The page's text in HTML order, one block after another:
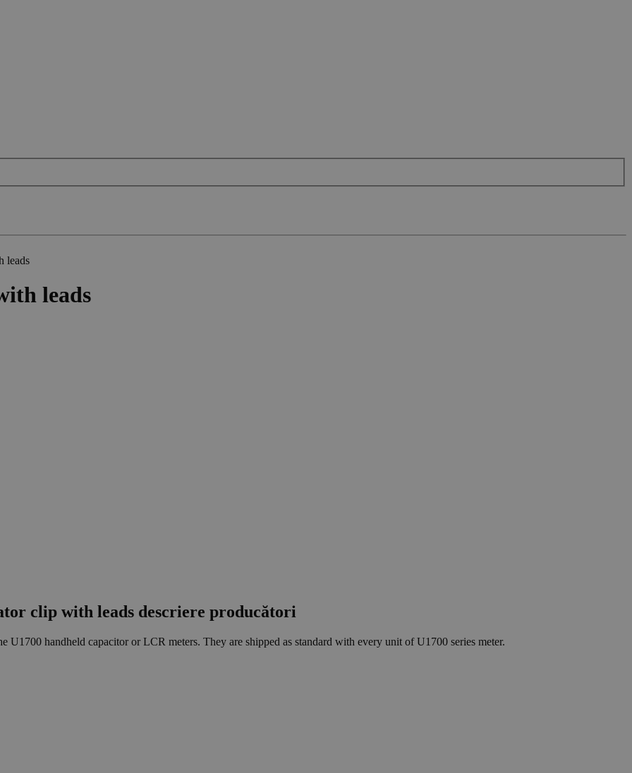
leads
leads
clip with leads descriere producători
handheld capacitor or LCR meters. They are shipped as standard with every unit of U1700 series meter.